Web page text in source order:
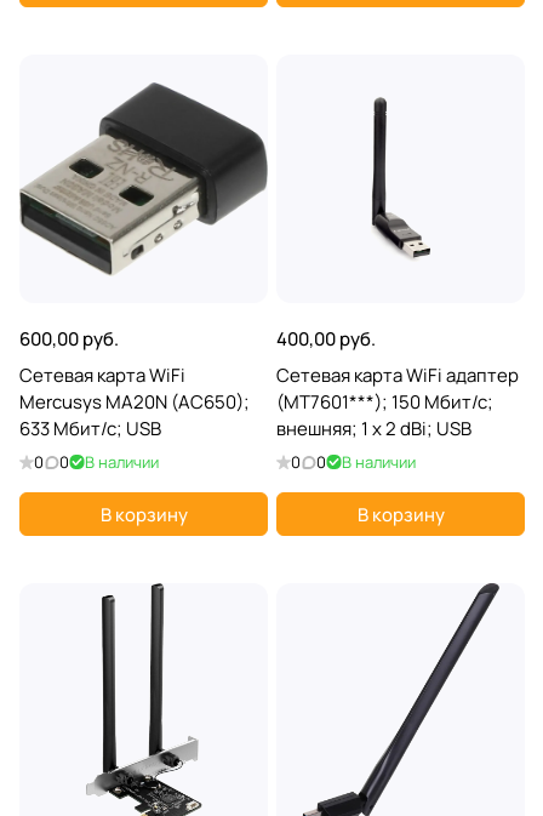
600,00 руб.
Сетевая карта WiFi
Mercusys MA20N (AC650);
633 Мбит/с; USB
0 0 В наличии
В корзину
400,00 руб.
Сетевая карта WiFi адаптер
(MT7601***); 150 Мбит/с;
внешняя; 1 x 2 dBi; USB
0 0 В наличии
В корзину